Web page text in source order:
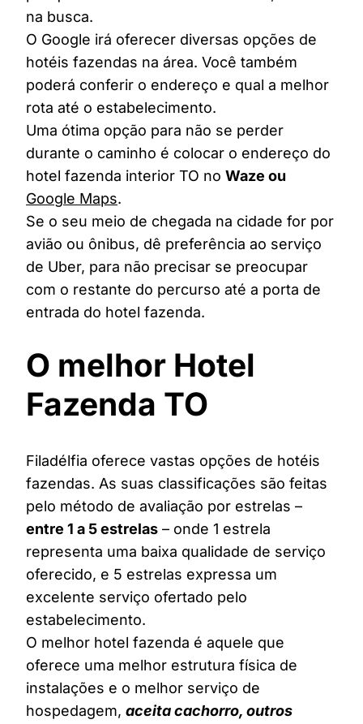
na busca.
O Google irá oferecer diversas opções de
hotéis fazendas na área. Você também
poderá conferir o endereço e qual a melhor
rota até o estabelecimento.
Uma ótima opção para não se perder
durante o caminho é colocar o endereço do
hotel fazenda interior TO no Waze ou
Google Maps.
Se o seu meio de chegada na cidade for por
avião ou ônibus, dê preferência ao serviço
de Uber, para não precisar se preocupar
com o restante do percurso até a porta de
entrada do hotel fazenda.
O melhor Hotel
Fazenda TO
Filadélfia oferece vastas opções de hotéis
fazendas. As suas classificações são feitas
pelo método de avaliação por estrelas –
entre 1 a 5 estrelas – onde 1 estrela
representa uma baixa qualidade de serviço
oferecido, e 5 estrelas expressa um
excelente serviço ofertado pelo
estabelecimento.
O melhor hotel fazenda é aquele que
oferece uma melhor estrutura física de
instalações e o melhor serviço de
hospedagem, aceita cachorro, outros